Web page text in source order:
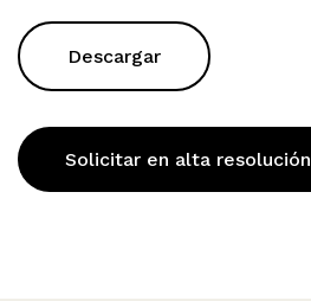
Descargar
Solicitar en alta resolución